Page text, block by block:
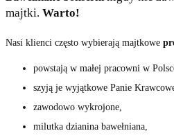
majtki. Warto!
Nasi klienci często wybierają majtkowe
powstają w małej pracowni w
szyją je wyjątkowe Panie
zawodowo wykrojone,
milutka dzianina bawełniana,